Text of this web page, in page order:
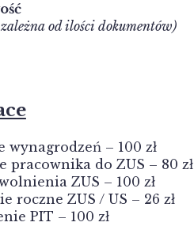
od ilości dokumentów)
wynagrodzeń – 100 zł
pracownika do ZUS – 80 zł
ZUS – 100 zł
roczne ZUS / US – 26 zł
PIT – 100 zł